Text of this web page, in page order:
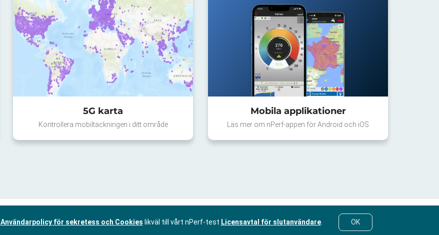
5G karta
Kontrollera mobiltäckningen i ditt område
Mobila applikationer
Läs mer om nPerf-appen för Android och iOS
Användarpolicy för sekretess och Cookies likväl till vårt nPerf-test Licensavtal för slutanvändare. OK